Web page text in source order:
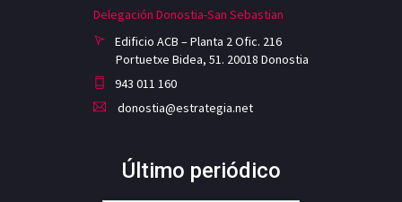
Delegación Donostia-San Sebastian
Edificio ACB – Planta 2 Ofic. 216
Portuetxe Bidea, 51. 20018 Donostia
943 011 160
donostia@estrategia.net
Último periódico